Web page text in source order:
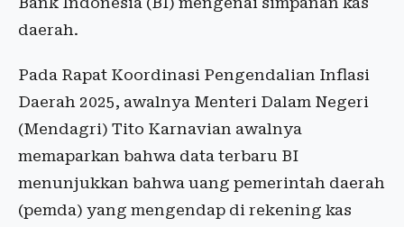
daerah.
Pada Rapat Koordinasi Pengendalian Inflasi
Daerah 2025, awalnya Menteri Dalam Negeri
(Mendagri) Tito Karnavian awalnya
memaparkan bahwa data terbaru BI
menunjukkan bahwa uang pemerintah daerah
(pemda) yang mengendap di rekening kas